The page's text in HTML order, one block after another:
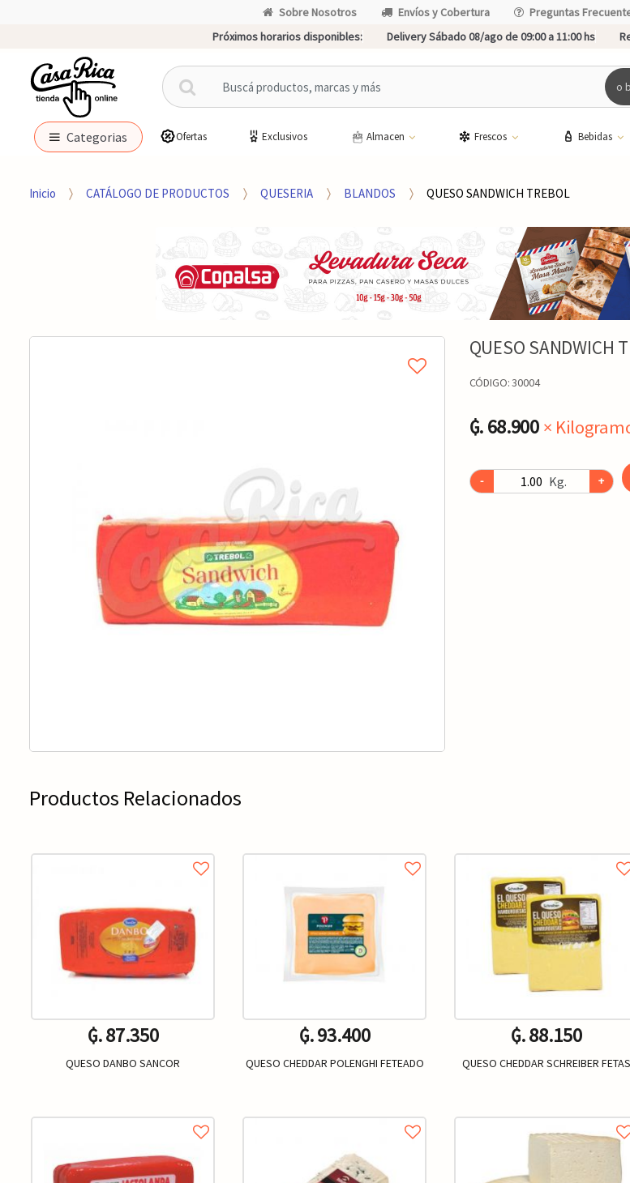
Sobre Nosotros Envíos y Cobertura Preguntas
Próximos horarios disponibles:
Delivery Sábado 08/ago de 09:00 a 11:00 hs
B
u
c
p
o
Categorias Ofertas Exclusivos Almacen Frescos Bebidas
Inicio CATÁLOGO DE PRODUCTOS QUESERIA BLANDOS QUESO SANDWICH TREBOL
QUESO SANDWICH
CÓDIGO:30004
₲. 68.900 ×
- Kg. +
Productos Relacionados
₲. 87.350
QUESO DANBO SANCOR
₲. 93.400
QUESO CHEDDAR POLENGHI FETEADO
₲. 88.150
QUESO CHEDDAR SCHREIBER FETAS